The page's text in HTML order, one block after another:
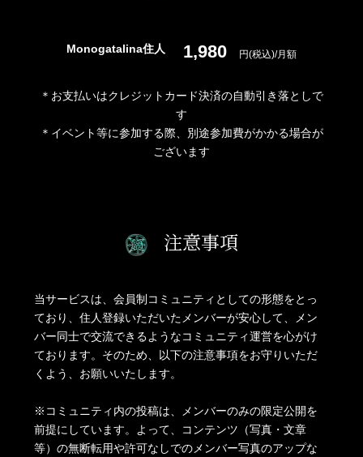
Monogatalina住人 1,980 円(税込)/月額
＊お支払いはクレジットカード決済の自動引き落としで
す
＊イベント等に参加する際、別途参加費がかかる場合が
ございます
注意事項
当サービスは、会員制コミュニティとしての形態をとっ
ており、住人登録いただいたメンバーが安心して、メン
バー同士で交流できるようなコミュニティ運営を心がけ
ております。そのため、以下の注意事項をお守りいただ
くよう、お願いいたします。
※コミュニティ内の投稿は、メンバーのみの限定公開を
前提にしています。よって、コンテンツ（写真・文章
等）の無断転用や許可なしでのメンバー写真のアップな